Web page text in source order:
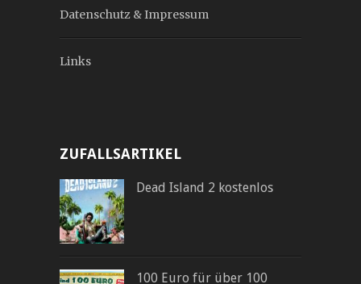
Datenschutz & Impressum
Links
ZUFALLSARTIKEL
Dead Island 2 kostenlos
100 Euro für über 100